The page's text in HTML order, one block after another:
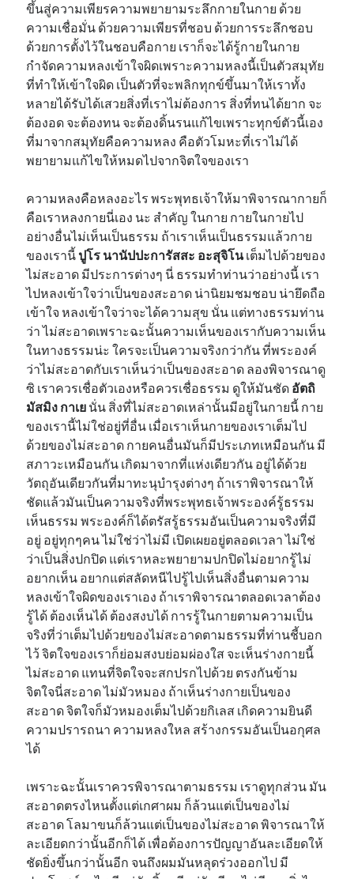
ขึ้นสู่ความเพียรความพยายามระลึกกายในกาย ด้วย
ความเชื่อมั่น ด้วยความเพียรที่ชอบ ด้วยการระลึกชอบ
ด้วยการตั้งไว้ในชอบคือกาย เราก็จะได้รู้กายในกาย
กำจัดความหลงเข้าใจผิดเพราะความหลงนี้เป็นตัวสมุทัย
ที่ทำให้เข้าใจผิด เป็นตัวที่จะพลิกทุกข์ขึ้นมาให้เราทั้ง
หลายได้รับได้เสวยสิ่งที่เราไม่ต้องการ สิ่งที่ทนได้ยาก จะ
ต้องอด จะต้องทน จะต้องดิ้นรนแก้ไขเพราะทุกข์ตัวนี้เอง
ที่มาจากสมุทัยคือความหลง คือตัวโมหะที่เราไม่ได้
พยายามแก้ไขให้หมดไปจากจิตใจของเรา
ความหลงคือหลงอะไร พระพุทธเจ้าให้มาพิจารณากายก็
คือเราหลงกายนี่เอง นะ สำคัญ ในกาย กายในกายไป
อย่างอื่นไม่เห็นเป็นธรรม ถ้าเราเห็นเป็นธรรมแล้วกาย
ของเรานี้ ปูโร นานัปปะการัสสะ อะสุจิโนเต็มไปด้วยของ
ไม่สะอาด มีประการต่างๆ นี่ ธรรมทำท่านว่าอย่างนี้ เรา
ไปหลงเข้าใจว่าเป็นของสะอาด น่านิยมชมชอบ น่ายึดถือ
เข้าใจ หลงเข้าใจว่าจะได้ความสุข นั่น แต่ทางธรรมท่าน
ว่า ไม่สะอาดเพราะฉะนั้นความเห็นของเรากับความเห็น
ในทางธรรมน่ะ ใครจะเป็นความจริงกว่ากัน ที่พระองค์
ว่าไม่สะอาดกับเราเห็นว่าเป็นของสะอาด ลองพิจารณาดู
ซิ เราควรเชื่อตัวเองหรือควรเชื่อธรรม ดูให้มันชัด อัตถิ
มัสมิง กาเย นั่น สิ่งที่ไม่สะอาดเหล่านั้นมีอยู่ในกายนี้ กาย
ของเรานี้ไม่ใช่อยู่ที่อื่น เมื่อเราเห็นกายของเราเต็มไป
ด้วยของไม่สะอาด กายคนอื่นมันก็มีประเภทเหมือนกัน มี
สภาวะเหมือนกัน เกิดมาจากที่แห่งเดียวกัน อยู่ได้ด้วย
วัตถุอันเดียวกันที่มาทะนุบำรุงต่างๆ ถ้าเราพิจารณาให้
ชัดแล้วมันเป็นความจริงที่พระพุทธเจ้าพระองค์รู้ธรรม
เห็นธรรม พระองค์ก็ได้ตรัสรู้ธรรมอันเป็นความจริงที่มี
อยู่ อยู่ทุกๆคน ไม่ใช่ว่าไม่มี เปิดเผยอยู่ตลอดเวลา ไม่ใช่
ว่าเป็นสิ่งปกปิด แต่เราหละพยายามปกปิดไม่อยากรู้ไม่
อยากเห็น อยากแต่สลัดหนีไปรู้ไปเห็นสิ่งอื่นตามความ
หลงเข้าใจผิดของเราเอง ถ้าเราพิจารณาตลอดเวลาต้อง
รู้ได้ ต้องเห็นได้ ต้องสงบได้ การรู้ในกายตามความเป็น
จริงที่ว่าเต็มไปด้วยของไม่สะอาดตามธรรมที่ท่านชี้บอก
ไว้ จิตใจของเราก็ย่อมสงบย่อมผ่องใส จะเห็นร่างกายนี้
ไม่สะอาด แทนที่จิตใจจะสกปรกไปด้วย ตรงกันข้าม
จิตใจนี่สะอาด ไม่มัวหมอง ถ้าเห็นร่างกายเป็นของ
สะอาด จิตใจก็มัวหมองเต็มไปด้วยกิเลส เกิดความยินดี
ความปรารถนา ความหลงใหล สร้างกรรมอันเป็นอกุศล
ได้
เพราะฉะนั้นเราควรพิจารณาตามธรรม เราดูทุกส่วน มัน
สะอาดตรงไหนตั้งแต่เกศาผม ก็ล้วนแต่เป็นของไม่
สะอาด โลมาขนก็ล้วนแต่เป็นของไม่สะอาด พิจารณาให้
ละเอียดกว่านั้นอีกก็ได้ เพื่อต้องการปัญญาอันละเอียดให้
ชัดยิ่งขึ้นกว่านั้นอีก จนถึงผมมันหลุดร่วงออกไป มี